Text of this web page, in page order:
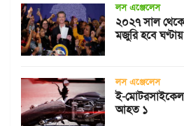
লস এঞ্জেলেস
২০২৭ সাল থেকে
মজুরি হবে
লস এঞ্জেলেস
ই-
আহত ১